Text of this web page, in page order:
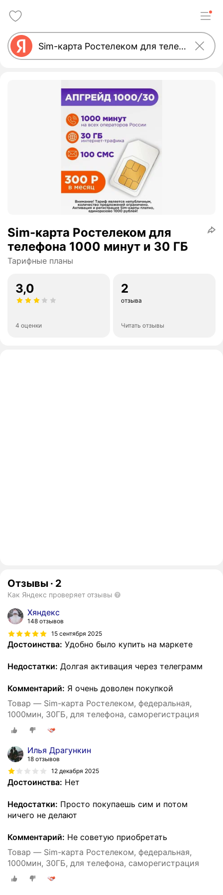
Sim-карта Ростелеком для
телефона 1000 минут и 30 ГБ
Тарифные планы
3,0
4 оценки
2
отзыва
Читать отзывы
Отзывы · 2
Как Яндекс проверяет отзывы
Хяндекс
148 отзывов
15 сентября 2025
Достоинства: Удобно было купить на маркете
Недостатки: Долгая активация через телеграмм
Комментарий: Я очень доволен покупкой
Товар — Sim-карта Ростелеком, федеральная,
1000мин, 30ГБ, для телефона, саморегистрация
Илья Драгункин
18 отзывов
12 декабря 2025
Достоинства: Нет
Недостатки: Просто покупаешь сим и потом
ничего не делают
Комментарий: Не советую приобретать
Товар — Sim-карта Ростелеком, федеральная,
1000мин, 30ГБ, для телефона, саморегистрация